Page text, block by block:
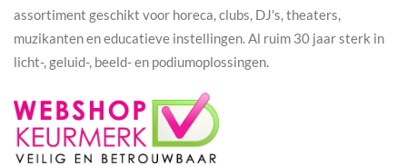
assortiment geschikt voor horeca, clubs, DJ's, theaters,
muzikanten en educatieve instellingen. Al ruim 30 jaar sterk in
licht-, geluid-, beeld- en podiumoplossingen.